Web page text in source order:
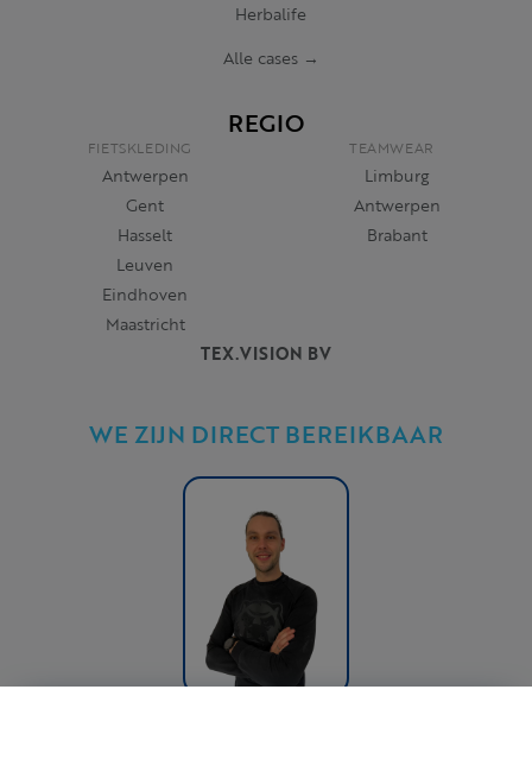
TEX.VISION BV
WE ZIJN DIRECT BEREIKBAAR
Herbalife
Alle cases →
REGIO
FIETSKLEDING
Antwerpen
Gent
Hasselt
Leuven
Eindhoven
Maastricht
TEAMWEAR
Limburg
Antwerpen
Brabant